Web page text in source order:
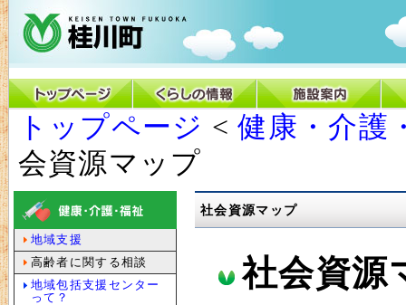
トップページ <健康・介護
会資源マップ
社会資源マップ
社会資源
地域支援
高齢者に関する相談
地域包括支援センター
って？